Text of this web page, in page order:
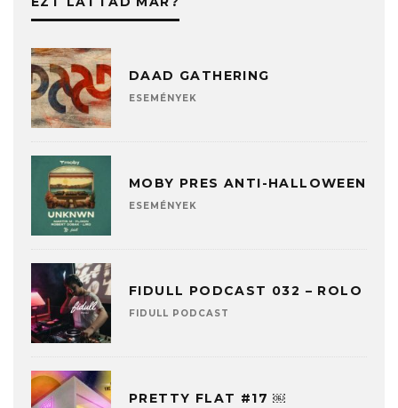
DAAD GATHERING
ESEMÉNYEK
MOBY PRES ANTI-HALLOWEEN
ESEMÉNYEK
FIDULL PODCAST 032 – ROLO
FIDULL PODCAST
PRETTY FLAT #17 ￼